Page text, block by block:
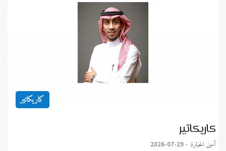
كاريكاتير
كاريكاتير
أمين الحبارة 2026-07-29